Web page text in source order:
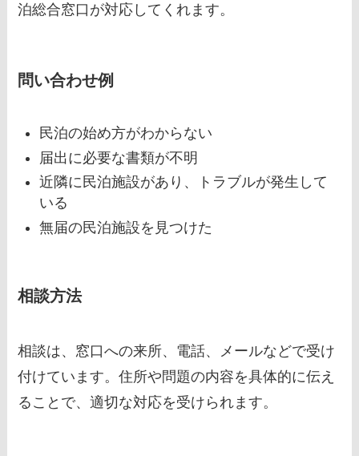
泊総合窓口が対応してくれます。
問い合わせ例
民泊の始め方がわからない
届出に必要な書類が不明
近隣に民泊施設があり、トラブルが発生して
いる
無届の民泊施設を見つけた
相談方法
相談は、窓口への来所、電話、メールなどで受け
付けています。住所や問題の内容を具体的に伝え
ることで、適切な対応を受けられます。